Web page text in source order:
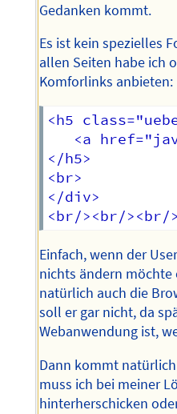
Gedanken kommt.
Es ist kein spezielles
allen Seiten habe ich
Komforlinks anbieten:
<h5
<a
</h5>
<br>
</div>
Einfach, wenn der
nichts ändern möchte
natürlich auch die
soll er gar nicht, da
Webanwendung ist,
Dann kommt
muss ich bei meiner
hinterherschicken